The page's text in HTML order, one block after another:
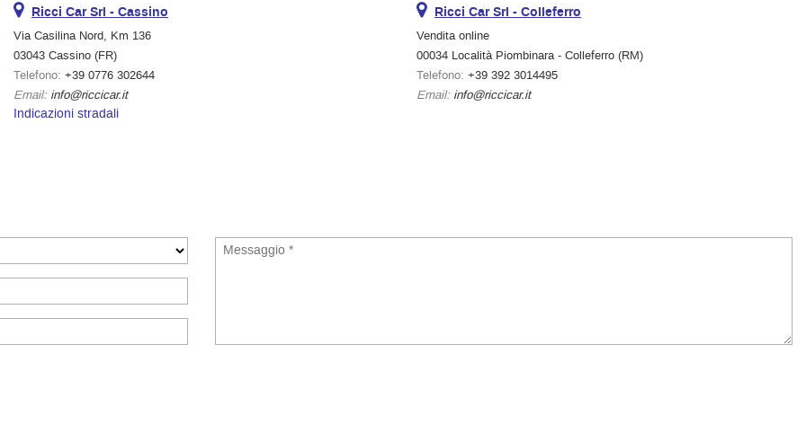
Ricci Car Srl - Cassino
Via Casilina Nord, Km 136
03043 Cassino (FR)
Telefono: +39 0776 302644
Email: info@riccicar.it
Indicazioni stradali
Ricci Car Srl - Colleferro
Vendita online
00034 Località Piombinara - Colleferro (RM)
Telefono: +39 392 3014495
Email: info@riccicar.it